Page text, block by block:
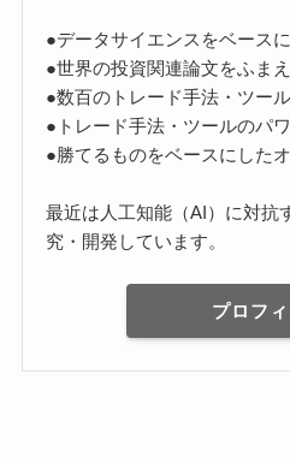
●データサイエンスをベース
●世界の投資関連論文をふま
●数百のトレード手法・ツー
●トレード手法・ツールのパ
●勝てるものをベースにした
最近は人工知能（AI）に対抗
究・開発しています。
プロフ